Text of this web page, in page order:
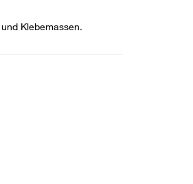
Klebemassen.